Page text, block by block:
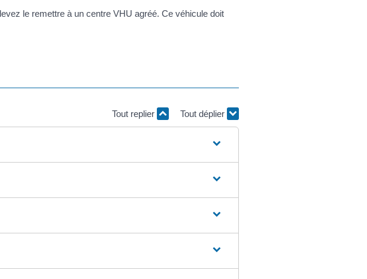
le remettre à un centre VHU agréé. Ce véhicule doit
Tout replier Tout déplier